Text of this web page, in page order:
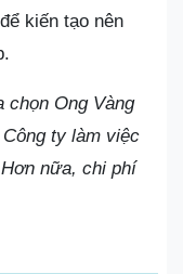
kiến tạo nên
chọn Ong Vàng
ty làm việc
nữa, chi phí